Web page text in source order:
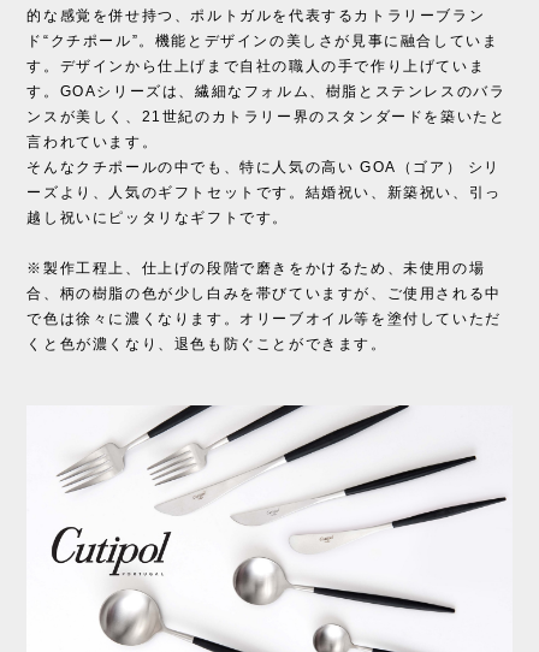
的な感覚を併せ持つ、ポルトガルを代表するカトラリーブラン
ド“クチポール”。機能とデザインの美しさが見事に融合していま
す。デザインから仕上げまで自社の職人の手で作り上げていま
す。GOAシリーズは、繊細なフォルム、樹脂とステンレスのバラ
ンスが美しく、21世紀のカトラリー界のスタンダードを築いたと
言われています。
そんなクチポールの中でも、特に人気の高い GOA（ゴア） シリ
ーズより、人気のギフトセットです。結婚祝い、新築祝い、引っ
越し祝いにピッタリなギフトです。
※製作工程上、仕上げの段階で磨きをかけるため、未使用の場
合、柄の樹脂の色が少し白みを帯びていますが、ご使用される中
で色は徐々に濃くなります。オリーブオイル等を塗付していただ
くと色が濃くなり、退色も防ぐことができます。